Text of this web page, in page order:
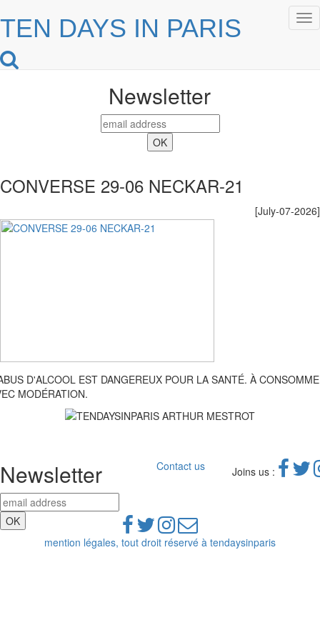
TEN DAYS IN PARIS
Newsletter
CONVERSE 29-06 NECKAR-21
[July-07-2026]
D'ALCOOL EST DANGEREUX POUR LA SANTÉ. À
MODÉRATION.
Newsletter Contact us Joins us :
mention légales, tout droit réservé à tendaysinparis